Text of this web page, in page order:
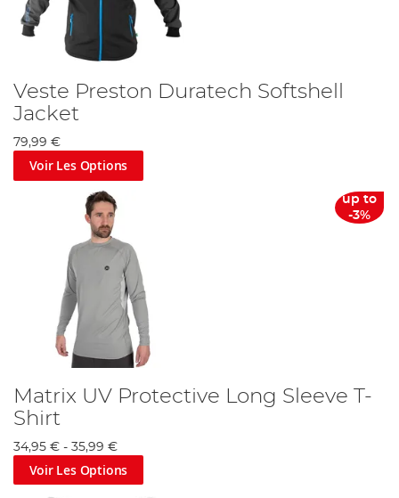
Veste Preston Duratech Softshell
Jacket
79,99 €
Voir Les Options
up to
-3%
Matrix UV Protective Long Sleeve T-
Shirt
34,95 € - 35,99 €
Voir Les Options